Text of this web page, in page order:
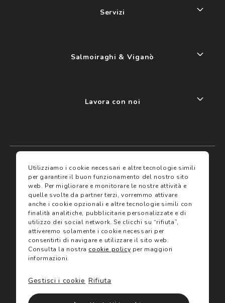
I miei preferiti
Assicurazioni
Servizi
Trova negozio
Gift Card
Servizi
Salmoiraghi & Viganò
Lavora con noi
Termini e condizioni
Termini di vendita
Avvertenze e informazioni di sicurezza sui prodotti
Informativa sulla Privacy
Utilizzo dei cookie
Utilizziamo i cookie necessari e altre tecnologie simili
per garantire il buon funzionamento del nostro sito
web. Per migliorare e monitorare le nostre attività e
quelle svolte da partner terzi, vorremmo attivare
anche i cookie opzionali e altre tecnologie simili con
finalità analitiche, pubblicitarie personalizzate e di
utilizzo dei social network. Se clicchi su “rifiuta”,
attiveremo solamente i cookie necessari per
consentirti di navigare e utilizzare il sito web.
Consulta la nostracookie policy per maggiori
informazioni.
Rifiuta
Gestisci i cookie